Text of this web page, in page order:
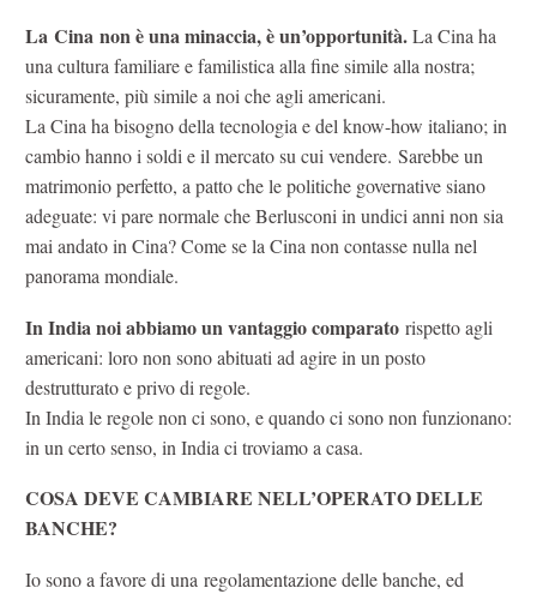
La Cina non è una minaccia, è un’opportunità.La Cina ha
una cultura familiare e familistica alla fine simile alla nostra;
sicuramente, più simile a noi che agli americani.
La Cina ha bisogno della tecnologia e del know-how italiano; in
cambio hanno i soldi e il mercato su cui vendere. Sarebbe un
matrimonio perfetto, a patto che le politiche governative siano
adeguate: vi pare normale che Berlusconi in undici anni non sia
mai andato in Cina? Come se la Cina non contasse nulla nel
panorama mondiale.
In India noi abbiamo un vantaggio comparato rispetto agli
americani: loro non sono abituati ad agire in un posto
destrutturato e privo di regole.
In India le regole non ci sono, e quando ci sono non funzionano:
in un certo senso, in India ci troviamo a casa.
COSA DEVE CAMBIARE NELL’OPERATO DELLE
BANCHE?
Io sono a favore di una regolamentazione delle banche, ed